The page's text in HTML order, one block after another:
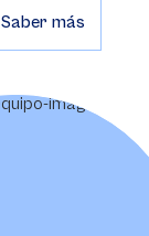
Saber más